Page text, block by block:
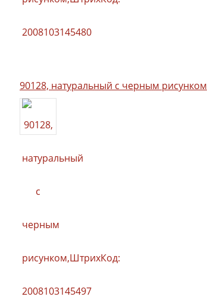
90128, натуральный с черным рисунком